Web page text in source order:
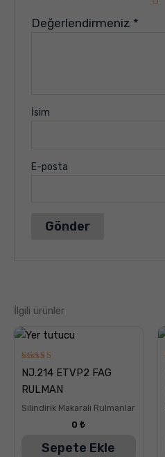
Değerlendirmeniz *
İsim
E-posta
İlgili ürünler
5
üzerinden
5.00
oy aldı
NJ.214 ETVP2 FAG
RULMAN
Silindirik Makaralı Rulmanlar
0₺
Sepete Ekle